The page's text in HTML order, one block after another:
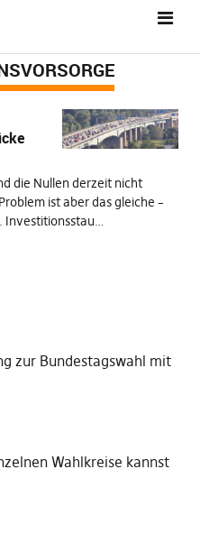
die Nullen derzeit nicht
ist aber das gleiche –
Investitionsstau…
zur Bundestagswahl mit
Wahlkreise kannst